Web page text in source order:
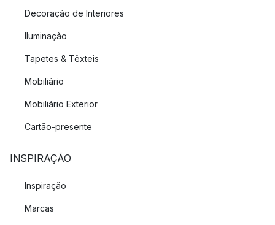
Decoração de Interiores
Iluminação
Tapetes & Têxteis
Mobiliário
Mobiliário Exterior
Cartão-presente
INSPIRAÇÃO
Inspiração
Marcas